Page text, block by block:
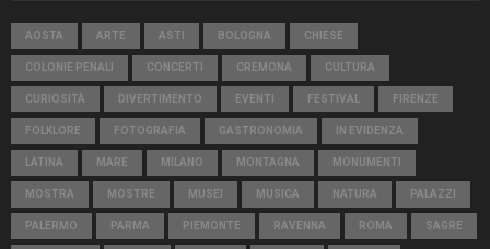
AOSTA ARTE ASTI BOLOGNA CHIESE
COLONIE PENALI CONCERTI CREMONA CULTURA
CURIOSITÀ DIVERTIMENTO EVENTI FESTIVAL FIRENZE
FOLKLORE FOTOGRAFIA GASTRONOMIA IN EVIDENZA
LATINA MARE MILANO MONTAGNA MONUMENTI
MOSTRA MOSTRE MUSEI MUSICA NATURA PALAZZI
PALERMO PARMA PIEMONTE RAVENNA ROMA SAGRE